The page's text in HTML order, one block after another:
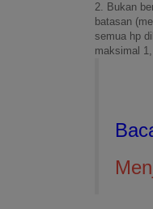
2. Bukan
batasan
semua hp
maksimal